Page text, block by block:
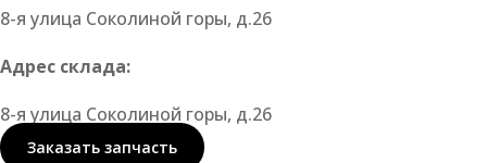
8-я улица Соколиной горы, д.26
Адрес склада:
8-я улица Соколиной горы, д.26
Заказать запчасть